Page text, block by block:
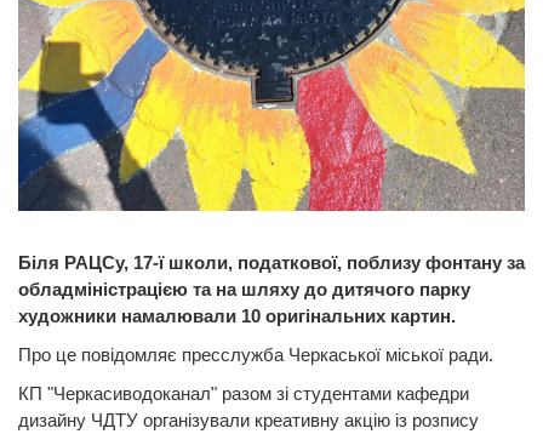
Біля РАЦСу, 17-ї школи, податкової, поблизу фонтану за
обладміністрацією та на шляху до дитячого парку
художники намалювали 10 оригінальних картин.
Про це повідомляє пресслужба Черкаської міської ради.
КП "Черкасиводоканал" разом зі студентами кафедри
дизайну ЧДТУ організували креативну акцію із розпису